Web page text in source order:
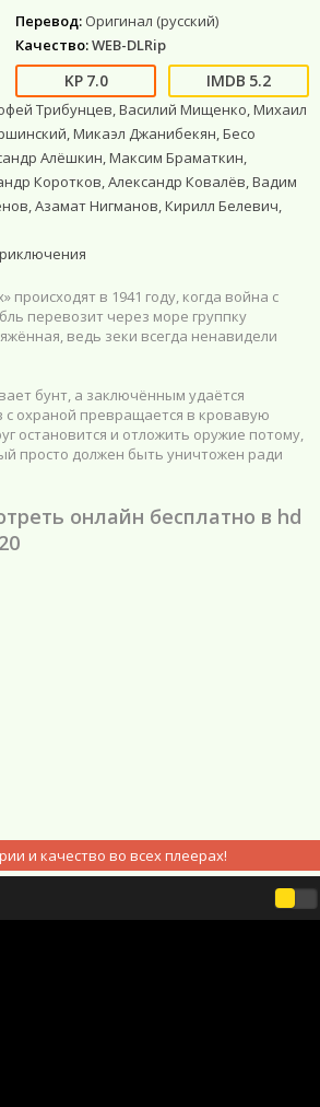
Перевод: Оригинал (русский)
Качество:WEB-DLRip
7.0 5.2
Трибунцев, Василий Мищенко, Михаил
Микаэл Джанибекян, Бесо
Алёшкин, Максим Браматкин,
Коротков, Александр Ковалёв, Вадим
Азамат Нигманов, Кирилл Белевич,
в 1941 году, когда война с
перевозит через море группку
ведь зеки всегда ненавидели
бунт, а заключённым удаётся
охраной превращается в кровавую
остановится и отложить оружие потому,
просто должен быть уничтожен ради
онлайн бесплатно в hd
и качество во всех плеерах!